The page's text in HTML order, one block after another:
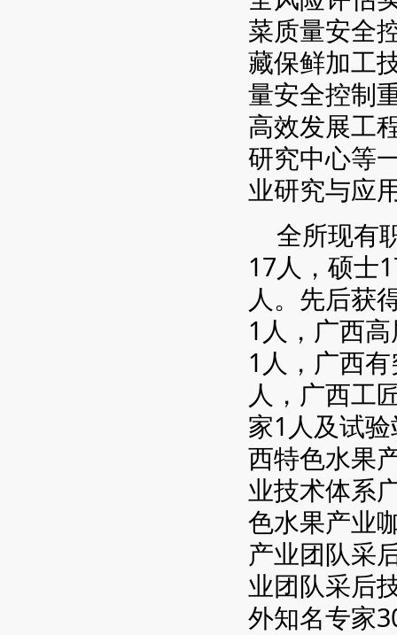
菜质量安全
藏保鲜加工
量安全控制
高效发展工
研究中心等
业研究与应
全所现有
17人，硕士
人。先后获
1人，广西
1人，广西
人，广西工
家1人及试
西特色水果
业技术体系
色水果产业
产业团队采
业团队采后
外知名专家